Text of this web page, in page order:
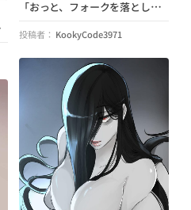
「おっと、フォークを落としてしまった…」 シャドウハート (バルダーズ ゲート 3) by (SpicyShrimpNSFW)
投稿者： KookyCode3971
ゲート)